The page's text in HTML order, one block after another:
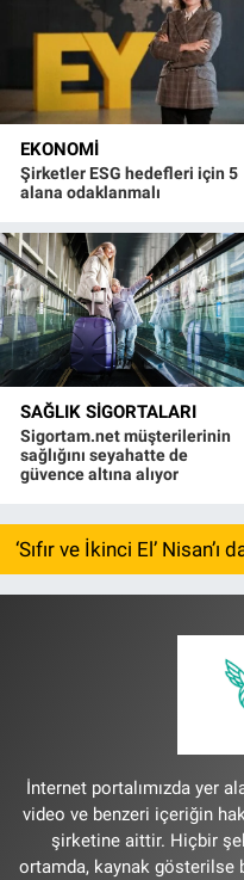
EKONOMI
Şirketler ESG hedefleri için 5
alana odaklanmalı
SAĞLIK SIGORTALARI
Sigortam.net müşterilerinin
sağlığını seyahatte de
güvence altına alıyor
‘Sıfır ve İkinci El’ Nisan’ı
İnternet portalımızda yer
video ve benzeri içeriğin
şirketine aittir. Hiçbir
ortamda, kaynak gösterilse